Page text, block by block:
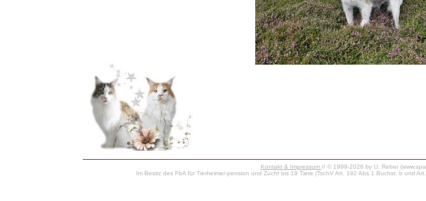
Kontakt & Impressum // © 1999-2026 by U. Reber
Im Besitz des FbA für Tierheime/-pension und Zucht bis 19 Tiere (TschV Art. 192 Abs.1 Buchst. b und